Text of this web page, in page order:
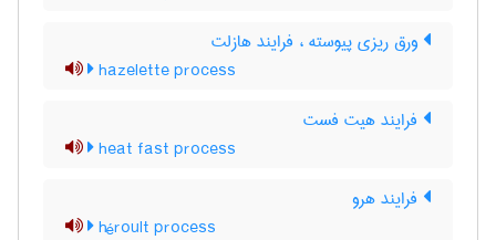
ورق ریزی پیوسته ، فرایند هازلت
hazelette process
فرایند هیت فست
heat fast process
فرایند هرو
héroult process